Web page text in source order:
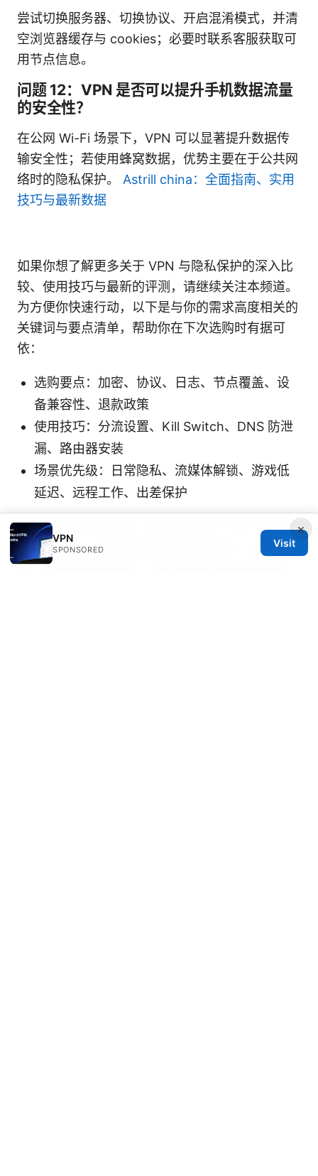
尝试切换服务器、切换协议、开启混淆模式，并清
空浏览器缓存与 cookies；必要时联系客服获取可
用节点信息。
问题 12：VPN 是否可以提升手机数据流量
的安全性？
在公网 Wi-Fi 场景下，VPN 可以显著提升数据传
输安全性；若使用蜂窝数据，优势主要在于公共网
络时的隐私保护。 Astrill china：全面指南、实用
技巧与最新数据
如果你想了解更多关于 VPN 与隐私保护的深入比
较、使用技巧与最新的评测，请继续关注本频道。
为方便你快速行动，以下是与你的需求高度相关的
关键词与要点清单，帮助你在下次选购时有据可
依：
选购要点：加密、协议、日志、节点覆盖、设
备兼容性、退款政策
使用技巧：分流设置、Kill Switch、DNS 防泄
漏、路由器安装
场景优先级：日常隐私、流媒体解锁、游戏低
延迟、远程工作、出差保护
记得关注我们的频道，获取更多关于 Astil 与 VPN
的实战攻略、实测数据和最新行业动态。与此同
时，若你想直接查看一个信誉较高且综合性强的
×
VPN
SPONSORED
Visit